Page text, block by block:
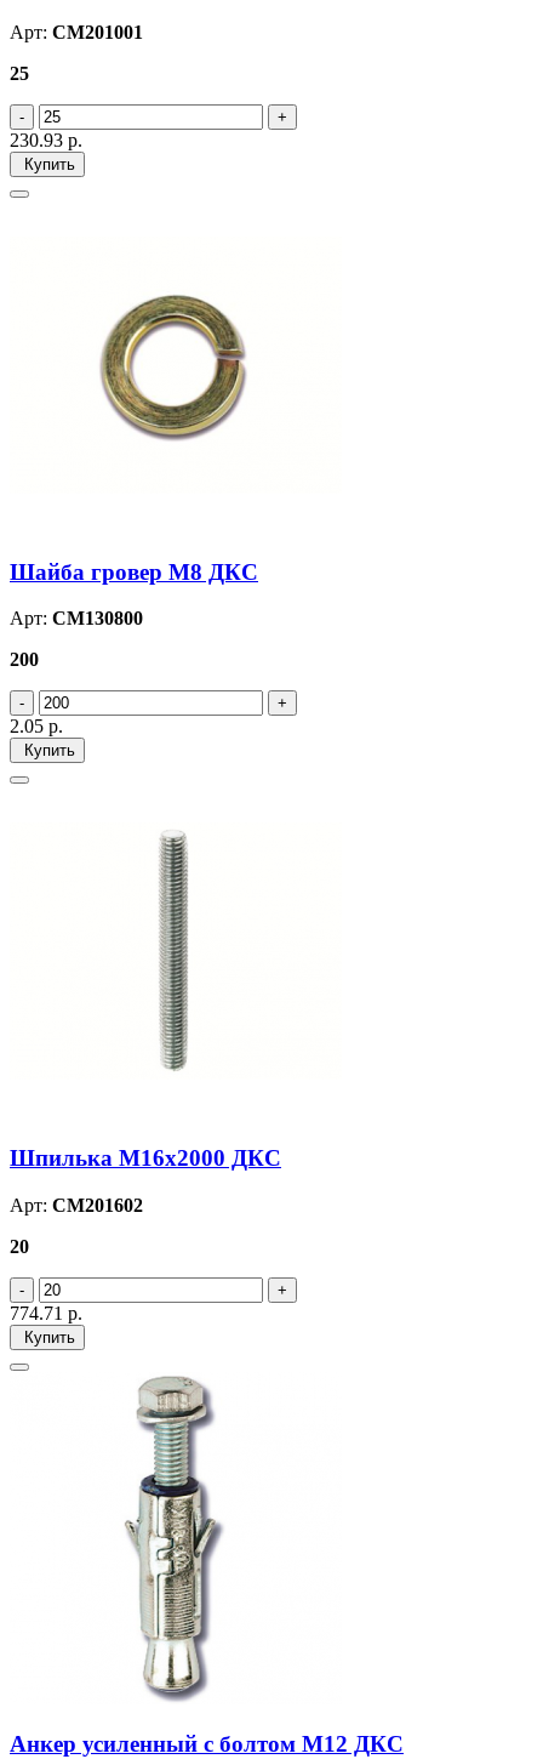
Арт: CM201001
25
230.93 р.
Купить
Шайба гровер М8 ДКС
Арт: CM130800
200
2.05 р.
Купить
Шпилька М16х2000 ДКС
Арт: CM201602
20
774.71 р.
Купить
Анкер усиленный с болтом М12 ДКС